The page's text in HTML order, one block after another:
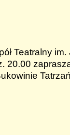
Teatralny
20.00